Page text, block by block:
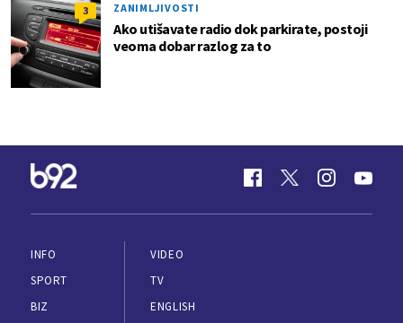
3 ZANIMLJIVOSTI
Ako utišavate radio dok parkirate, postoji
veoma dobar razlog za to
INFO
SPORT
BIZ
VIDEO
TV
ENGLISH